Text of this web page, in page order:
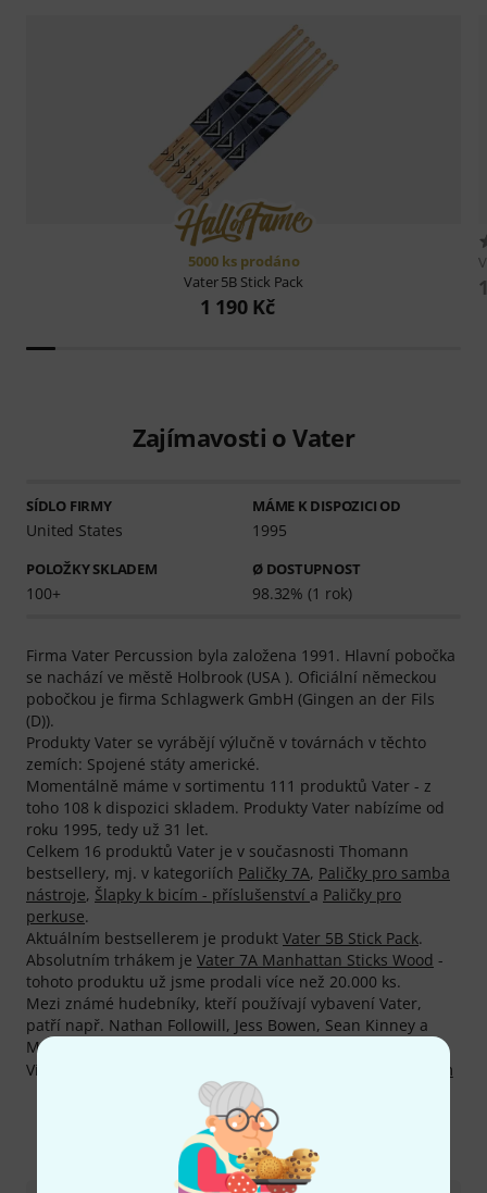
5000 ks prodáno
Vater5B Stick Pack
1 190 Kč
Zajímavosti o Vater
SÍDLO FIRMY
United States
MÁME K DISPOZICI OD
1995
POLOŽKY SKLADEM
100+
Ø DOSTUPNOST
98.32% (1 rok)
Firma Vater Percussion byla založena 1991. Hlavní pobočka
se nachází ve městě Holbrook (USA ). Oficiální německou
pobočkou je firma Schlagwerk GmbH (Gingen an der Fils
(D)).
Produkty Vater se vyrábějí výlučně v továrnách v těchto
zemích: Spojené státy americké.
Momentálně máme v sortimentu 111 produktů Vater - z
toho 108 k dispozici skladem. Produkty Vater nabízíme od
roku 1995, tedy už 31 let.
Celkem 16 produktů Vater je v současnosti Thomann
bestsellery, mj. v kategoriích Paličky 7A, Paličky pro samba
nástroje, Šlapky k bicím - příslušenství a Paličky pro
perkuse.
Aktuálním bestsellerem je produkt Vater 5B Stick Pack.
Absolutním trhákem je Vater 7A Manhattan Sticks Wood -
tohoto produktu už jsme prodali více než 20.000 ks.
Mezi známé hudebníky, kteří používají vybavení Vater,
patří např. Nathan Followill, Jess Bowen, Sean Kinney a
Mario Calire.
Více informací o výrobci najdete zde:
http://www.vater.com
Kontaktujte nás